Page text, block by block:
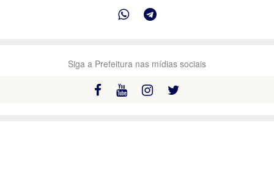
Siga a Prefeitura nas mídias sociais